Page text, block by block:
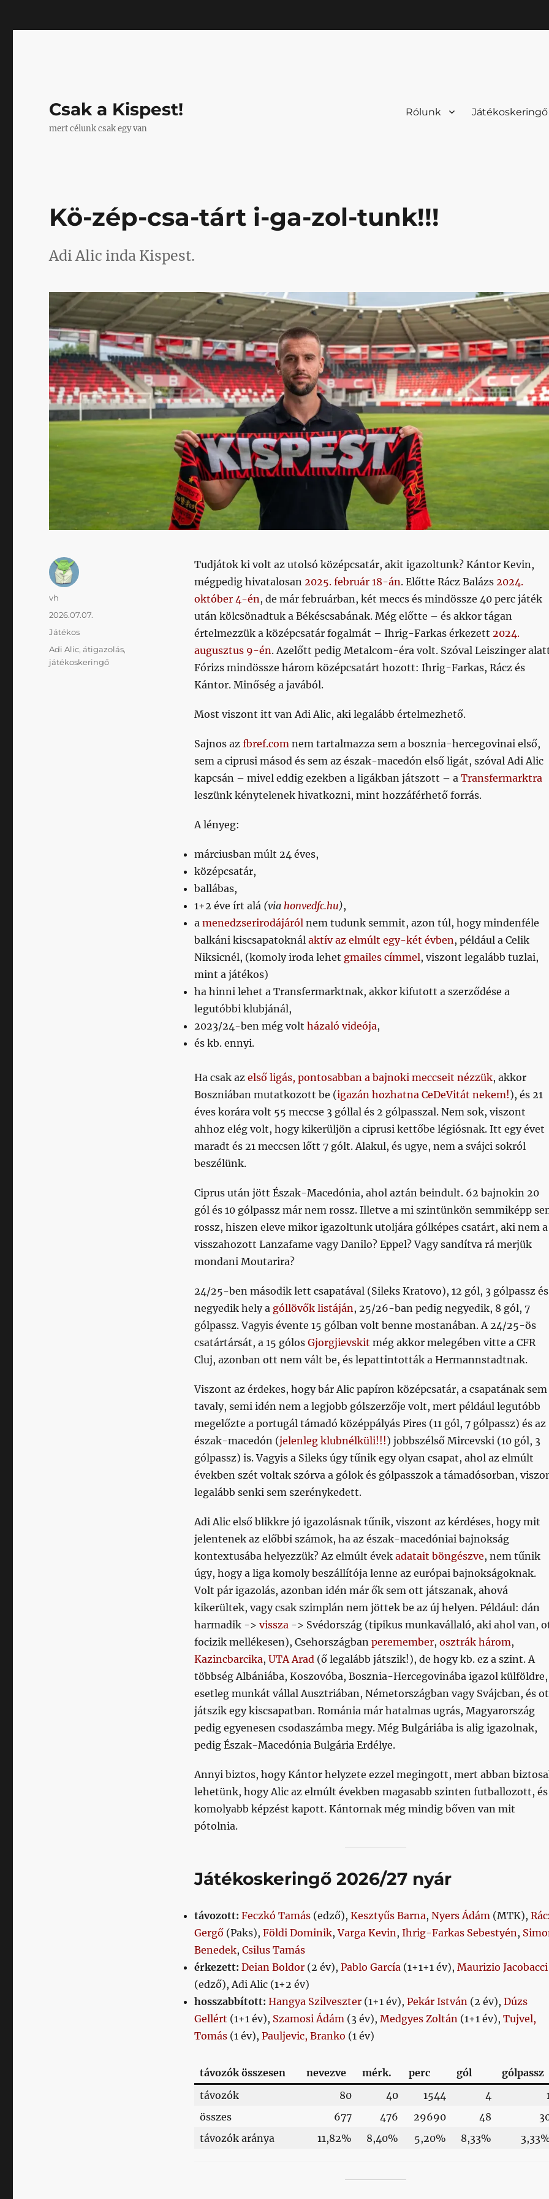
Csak a Kispest!
mert célunk csak egy van
Rólunk Játékoskeringő
Kö-zép-csa-tárt i-ga-zol-tunk!!!
Adi Alic inda Kispest.
Tudjátok ki volt az utolsó középcsatár, akit igazoltunk? Kántor Kevin,
mégpedig hivatalosan 2025. február 18-án. Előtte Rácz Balázs 2024.
október 4-én, de már februárban, két meccs és mindössze 40 perc játék
után kölcsönadtuk a Békéscsabának. Még előtte – és akkor tágan
értelmezzük a középcsatár fogalmát – Ihrig-Farkas érkezett 2024.
augusztus 9-én. Azelőtt pedig Metalcom-éra volt. Szóval Leiszinger
Fórizs mindössze három középcsatárt hozott: Ihrig-Farkas, Rácz és
Kántor. Minőség a javából.
Most viszont itt van Adi Alic, aki legalább értelmezhető.
Sajnos az fbref.comnem tartalmazza sem a bosznia-hercegovinai első,
sem a ciprusi másod és sem az észak-macedón első ligát, szóval Adi Alic
kapcsán – mivel eddig ezekben a ligákban játszott – a Transfermarktra
leszünk kénytelenek hivatkozni, mint hozzáférhető forrás.
A lényeg:
márciusban múlt 24 éves,
középcsatár,
ballábas,
1+2 éve írt alá (via honvedfc.hu),
a menedzserirodájárólnem tudunk semmit, azon túl, hogy mindenféle
balkáni kiscsapatoknál aktív az elmúlt egy-két évben, például a Celik
Niksicnél, (komoly iroda lehet gmailes címmel, viszont legalább tuzlai,
mint a játékos)
ha hinni lehet a Transfermarktnak, akkor kifutott a szerződése a
legutóbbi klubjánál,
2023/24-ben még volt házaló videója,
és kb. ennyi.
Ha csak az első ligás, pontosabban a bajnoki meccseit nézzük, akkor
Boszniában mutatkozott be (igazán hozhatna CeDeVitát nekem!), és 21
éves korára volt 55 meccse 3 góllal és 2 gólpasszal. Nem sok, viszont
ahhoz elég volt, hogy kikerüljön a ciprusi kettőbe légiósnak. Itt egy évet
maradt és 21 meccsen lőtt 7 gólt. Alakul, és ugye, nem a svájci sokról
beszélünk.
Ciprus után jött Észak-Macedónia, ahol aztán beindult. 62 bajnokin 20
gól és 10 gólpassz már nem rossz. Illetve a mi szintünkön semmiképp
rossz, hiszen eleve mikor igazoltunk utoljára gólképes csatárt, aki nem a
visszahozott Lanzafame vagy Danilo? Eppel? Vagy sandítva rá merjük
mondani Moutarira?
24/25-ben második lett csapatával (Sileks Kratovo), 12 gól, 3 gólpassz és
negyedik hely a góllövők listáján, 25/26-ban pedig negyedik, 8 gól, 7
gólpassz. Vagyis évente 15 gólban volt benne mostanában. A 24/25-ös
csatártársát, a 15 gólos Gjorgjievskit még akkor melegében vitte a CFR
Cluj, azonban ott nem vált be, és lepattintották a Hermannstadtnak.
Viszont az érdekes, hogy bár Alic papíron középcsatár, a csapatának sem
tavaly, semi idén nem a legjobb gólszerzője volt, mert például legutóbb
megelőzte a portugál támadó középpályás Pires (11 gól, 7 gólpassz) és az
észak-macedón (jelenleg klubnélküli!!!) jobbszélső Mircevski (10 gól, 3
gólpassz) is. Vagyis a Sileks úgy tűnik egy olyan csapat, ahol az elmúlt
években szét voltak szórva a gólok és gólpasszok a támadósorban,
legalább senki sem szerénykedett.
Adi Alic első blikkre jó igazolásnak tűnik, viszont az kérdéses, hogy mit
jelentenek az előbbi számok, ha az észak-macedóniai bajnokság
kontextusába helyezzük? Az elmúlt évek adatait böngészve, nem tűnik
úgy, hogy a liga komoly beszállítója lenne az európai bajnokságoknak.
Volt pár igazolás, azonban idén már ők sem ott játszanak, ahová
kikerültek, vagy csak szimplán nem jöttek be az új helyen. Például: dán
harmadik -> vissza-> Svédország (tipikus munkavállaló, aki ahol van,
focizik mellékesen), Csehországban peremember, osztrák három,
Kazincbarcika, UTA Arad(ő legalább játszik!), de hogy kb. ez a szint. A
többség Albániába, Koszovóba, Bosznia-Hercegovinába igazol külföldre,
esetleg munkát vállal Ausztriában, Németországban vagy Svájcban, és
játszik egy kiscsapatban. Románia már hatalmas ugrás, Magyarország
pedig egyenesen csodaszámba megy. Még Bulgáriába is alig igazolnak,
pedig Észak-Macedónia Bulgária Erdélye.
Annyi biztos, hogy Kántor helyzete ezzel megingott, mert abban
lehetünk, hogy Alic az elmúlt években magasabb szinten futballozott, és
komolyabb képzést kapott. Kántornak még mindig bőven van mit
pótolnia.
Játékoskeringő 2026/27 nyár
távozott: Feczkó Tamás(edző), Kesztyűs Barna, Nyers Ádám (MTK),
Gergő(Paks), Földi Dominik,Varga Kevin , Ihrig-Farkas Sebestyén ,
Benedek, Csilus Tamás
érkezett: Deian Boldor(2 év), Pablo García (1+1+1 év), Maurizio Jacobacci
(edző), Adi Alic (1+2 év)
hosszabbított: Hangya Szilveszter(1+1 év), Pekár István (2 év), Dúzs
Gellért (1+1 év), Szamosi Ádám (3 év), Medgyes Zoltán (1+1 év), Tujvel,
Tomás(1 év), Pauljevic, Branko (1 év)
távozók összesen nevezve mérk. perc gól
gólpassz
távozók
80 40 1544 4
összes
677 476 29690 48
távozók aránya
11,82% 8,40% 5,20% 8,33%
Szerző
vh
Közzétéve
2026.07.07.
Kategória
Játékos
Címke
Adi Alic,átigazolás,
játékoskeringő